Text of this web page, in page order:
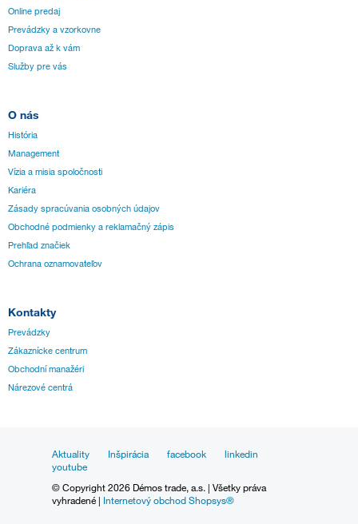
Online predaj
Prevádzky a vzorkovne
Doprava až k vám
Služby pre vás
O nás
História
Management
Vízia a misia spoločnosti
Kariéra
Zásady spracúvania osobných údajov
Obchodné podmienky a reklamačný zápis
Prehľad značiek
Ochrana oznamovateľov
Kontakty
Prevádzky
Zákaznícke centrum
Obchodní manažéri
Nárezové centrá
Aktuality Inšpirácia facebook
linkedin
youtube
© Copyright 2026 Démos trade, a.s. | Všetky práva
vyhradené | Internetový obchod Shopsys®